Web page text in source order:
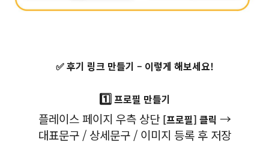
✅ 후기 링크 만들기 – 이렇게 해보세요!
1️⃣프로필 만들기
플레이스 페이지 우측 상단 [프로필] 클릭 →
대표문구 / 상세문구 / 이미지 등록 후 저장